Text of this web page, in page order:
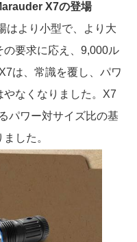
X7の登場
はより小型で、より大
の要求に応え、9,000ル
は、常識を覆し、パワ
なくなりました。 X7
パワー対サイズ比の基
した。